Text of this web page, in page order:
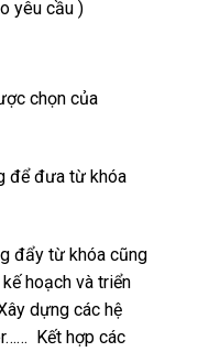
yêu cầu )
chọn của
để đưa từ khóa
đẩy từ khóa cũng
hoạch và triển
dựng các hệ
Kết hợp các